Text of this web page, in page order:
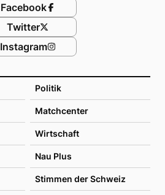
Politik
Matchcenter
Wirtschaft
Nau Plus
Stimmen der Schweiz
Facebook
Twitter
Instagram